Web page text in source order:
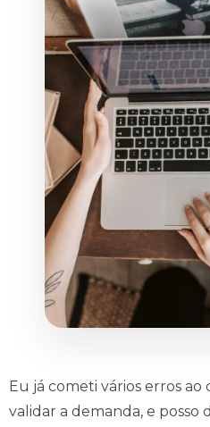
Eu já cometi vários erros
validar a demanda, e posso